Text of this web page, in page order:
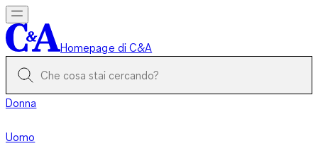
Homepage di C&A
Donna
Uomo